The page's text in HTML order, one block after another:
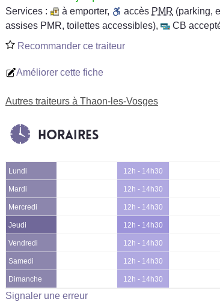
Services :
à emporter, accès PMR (parking,
assises PMR, toilettes accessibles), CB
Recommander ce traiteur
Améliorer cette fiche
Autres traiteurs à Thaon-les-Vosges
Horaires
Lundi 12h - 14h30
Mardi 12h - 14h30
Mercredi 12h - 14h30
Jeudi 12h - 14h30
Vendredi 12h - 14h30
Samedi 12h - 14h30
Dimanche 12h - 14h30
Signaler une erreur